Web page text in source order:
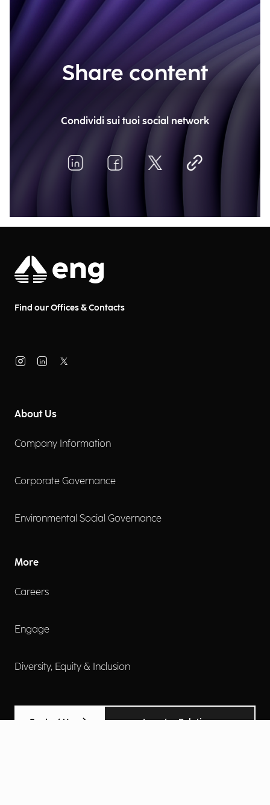
Share content
Condividi sui tuoi social network
Find our Offices & Contacts
About Us
Company Information
Corporate Governance
Environmental Social Governance
More
Careers
Engage
Diversity, Equity & Inclusion
Contact Us Investor Relations